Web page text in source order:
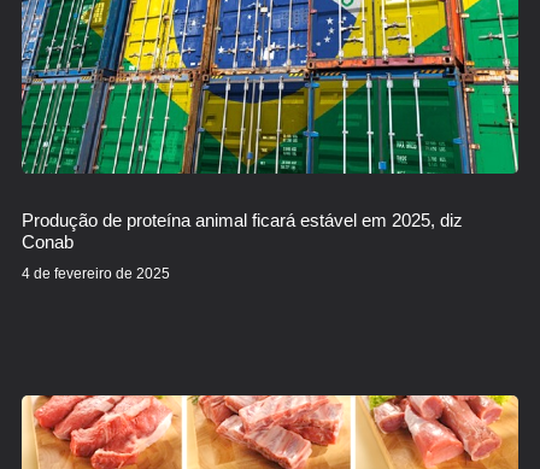
Produção de proteína animal ficará estável em 2025, diz
Conab
4 de fevereiro de 2025